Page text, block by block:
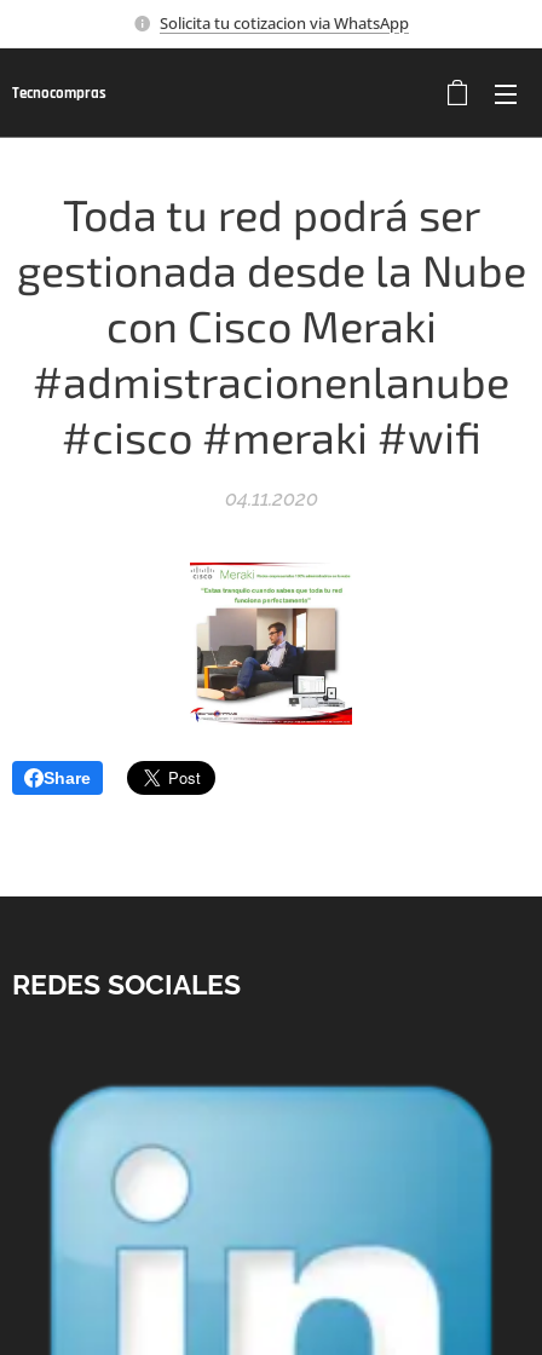
Solicita tu cotizacion via WhatsApp
Tecnocompras
Toda tu red podrá ser
gestionada desde la Nube
con Cisco Meraki
#admistracionenlanube
#cisco #meraki #wifi
04.11.2020
Share
REDES SOCIALES